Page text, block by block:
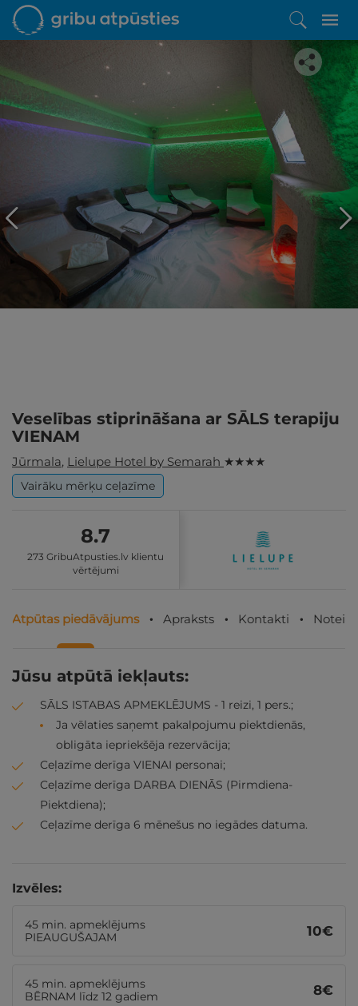
Iepatikās šis piedāvājums?
Līdz brīnišķīgai atpūtai atlikuši tikai daži soļi
PĒRKU
Veselības stiprināšana ar SĀLS terapiju
VIENAM
Jūrmala, Lielupe Hotel by Semarah ★ ★ ★ ★
Vairāku mērķu ceļazīme
8.7
273 GribuAtpusties.lv klientu
vērtējumi
Atpūtas piedāvājums Apraksts Kontakti
Jūsu atpūtā iekļauts:
SĀLS ISTABAS APMEKLĒJUMS - 1 reizi, 1 pers.;
Ja vēlaties saņemt pakalpojumu piektdienās,
obligāta iepriekšēja rezervācija;
Ceļazīme derīga VIENAI personai;
Ceļazīme derīga DARBA DIENĀS (Pirmdiena-
Piektdiena);
Ceļazīme derīga 6 mēnešus no iegādes datuma.
Izvēles:
45 min. apmeklējums
PIEAUGUŠAJAM
10€
45 min. apmeklējums
BĒRNAM līdz 12 gadiem
8€